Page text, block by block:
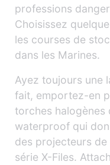
professions
Choisissez
les courses de
dans les Marines.
Ayez toujours une
fait, emportez-en
torches halogènes
waterproof qui
des projecteurs de
série X-Files.